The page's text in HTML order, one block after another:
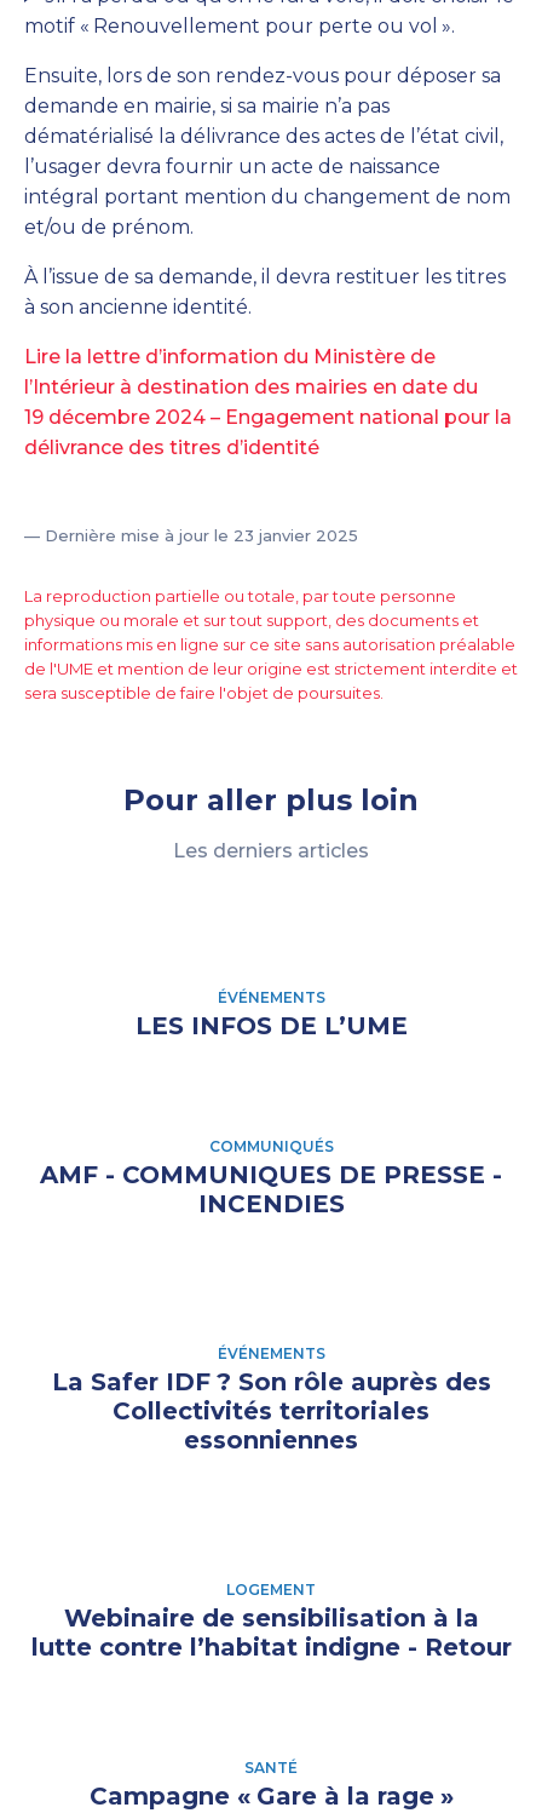
motif « Renouvellement pour perte ou vol ».
Ensuite, lors de son rendez-vous pour déposer sa
demande en mairie, si sa mairie n’a pas
dématérialisé la délivrance des actes de l’état civil,
l’usager devra fournir un acte de naissance
intégral portant mention du changement de nom
et/ou de prénom.
À l’issue de sa demande, il devra restituer les titres
à son ancienne identité.
Lire la lettre d’information du Ministère de
l’Intérieur à destination des mairies en date du
19 décembre 2024 – Engagement national pour la
délivrance des titres d’identité
— Dernière mise à jour le 23 janvier 2025
La reproduction partielle ou totale, par toute personne
physique ou morale et sur tout support, des documents et
informations mis en ligne sur ce site sans autorisation préalable
de l'UME et mention de leur origine est strictement interdite et
sera susceptible de faire l'objet de poursuites.
Pour aller plus loin
Les derniers articles
ÉVÉNEMENTS
LES INFOS DE L’UME
COMMUNIQUÉS
AMF - COMMUNIQUES DE PRESSE -
INCENDIES
ÉVÉNEMENTS
La Safer IDF ? Son rôle auprès des
Collectivités territoriales
essonniennes
LOGEMENT
Webinaire de sensibilisation à la
lutte contre l’habitat indigne - Retour
SANTÉ
Campagne « Gare à la rage »